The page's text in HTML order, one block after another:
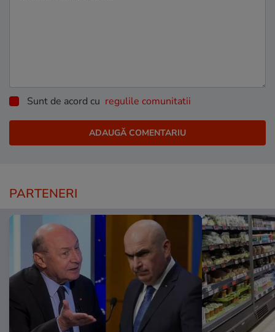
Sunt de acord cu regulile comunitatii
PARTENERI